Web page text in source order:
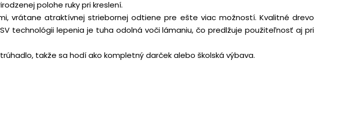
polohe ruky pri kreslení.
vrátane atraktívnej striebornej odtiene pre ešte viac možností. Kvalitné drevo
technológii lepenia je tuha odolná voči lámaniu, čo predlžuje použiteľnosť aj pri
takže sa hodí ako kompletný darček alebo školská výbava.